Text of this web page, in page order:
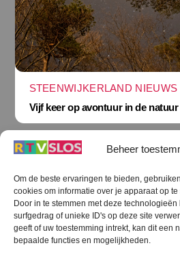
Beheer
Om de beste ervaringen te bieden,
cookies om informatie over je apparaat op
Door in te stemmen met deze
surfgedrag of unieke ID's op deze site
geeft of uw toestemming intrekt, kan dit een
bepaalde functies en mogelijkheden.
STEENWIJKERLAND NIEUWS
Vijf keer op avontuur in de
RTV SLOS